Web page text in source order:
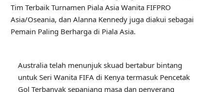
Tim Terbaik Turnamen Piala Asia Wanita FIFPRO
Asia/Oseania, dan Alanna Kennedy juga diakui sebagai
Pemain Paling Berharga di Piala Asia.
Australia telah menunjuk skuad bertabur bintang
untuk Seri Wanita FIFA di Kenya termasuk Pencetak
Gol Terbanyak sepanjang masa dan penyerang